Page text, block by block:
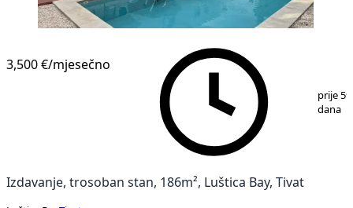
3,500 €/mjesečno
prije 59
dana
Izdavanje, trosoban stan, 186m², Luštica Bay, Tivat